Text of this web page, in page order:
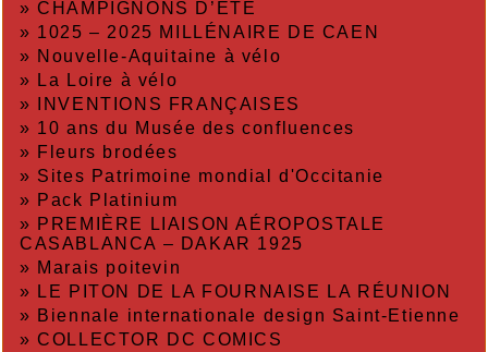
»CHAMPIGNONS D’ÉTÉ
» 1025 – 2025 MILLÉNAIRE DE CAEN
» Nouvelle-Aquitaine à vélo
» La Loire à vélo
»
INVENTIONS FRANÇAISES
» 10 ans du Musée des confluences
» Fleurs brodées
» Sites Patrimoine mondial d'Occitanie
» Pack Platinium
» PREMIÈRE LIAISON AÉROPOSTALE
CASABLANCA – DAKAR 1925
» Marais poitevin
» LE PITON DE LA FOURNAISE LA RÉUNION
» Biennale internationale design Saint-Etienne
»COLLECTOR DC COMICS